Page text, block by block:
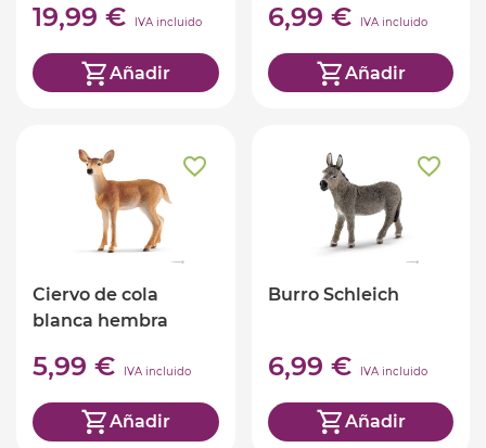
19,99 € IVA incluido
Añadir
6,99 € IVA incluido
Añadir
Ciervo de cola
blanca hembra
5,99 € IVA incluido
Añadir
Burro Schleich
6,99 € IVA incluido
Añadir